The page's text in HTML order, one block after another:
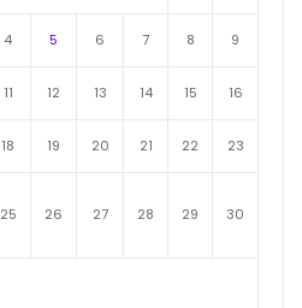
4 5 6 7 8 9
11 12 13 14 15 16
18 19 20 21 22 23
25 26 27 28 29 30